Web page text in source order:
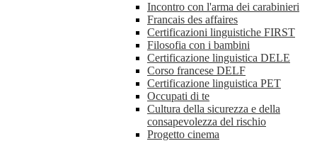
Incontro con l'arma dei carabinieri
Francais des affaires
Certificazioni linguistiche FIRST
Filosofia con i bambini
Certificazione linguistica DELE
Corso francese DELF
Certificazione linguistica PET
Occupati di te
Cultura della sicurezza e della
consapevolezza del rischio
Progetto cinema